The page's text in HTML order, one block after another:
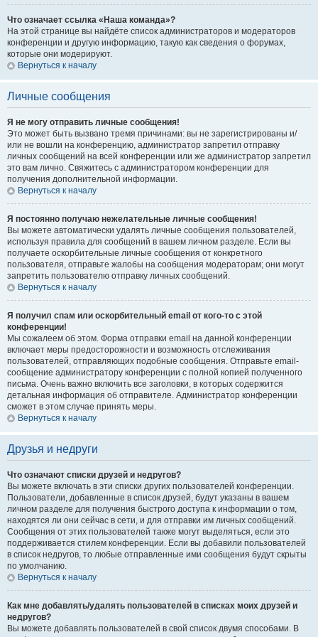
Что означает ссылка «Наша команда»?
На этой странице вы найдёте список администраторов и модераторов
конференции и другую информацию, такую как сведения о форумах,
которые они модерируют.
Вернуться к началу
Личные сообщения
Я не могу отправить личные сообщения!
Это может быть вызвано тремя причинами: вы не зарегистрированы и/
или не вошли на конференцию, администратор запретил отправку
личных сообщений на всей конференции или же администратор запретил
это вам лично. Свяжитесь с администратором конференции для
получения дополнительной информации.
Вернуться к началу
Я постоянно получаю нежелательные личные сообщения!
Вы можете автоматически удалять личные сообщения пользователей,
используя правила для сообщений в вашем личном разделе. Если вы
получаете оскорбительные личные сообщения от конкретного
пользователя, отправьте жалобы на сообщения модераторам; они могут
запретить пользователю отправку личных сообщений.
Вернуться к началу
Я получил спам или оскорбительный email от кого-то с этой
конференции!
Мы сожалеем об этом. Форма отправки email на данной конференции
включает меры предосторожности и возможность отслеживания
пользователей, отправляющих подобные сообщения. Отправьте email-
сообщение администратору конференции с полной копией полученного
письма. Очень важно включить все заголовки, в которых содержится
детальная информация об отправителе. Администратор конференции
сможет в этом случае принять меры.
Вернуться к началу
Друзья и недруги
Что означают списки друзей и недругов?
Вы можете включать в эти списки других пользователей конференции.
Пользователи, добавленные в список друзей, будут указаны в вашем
личном разделе для получения быстрого доступа к информации о том,
находятся ли они сейчас в сети, и для отправки им личных сообщений.
Сообщения от этих пользователей также могут выделяться, если это
поддерживается стилем конференции. Если вы добавили пользователей
в список недругов, то любые отправленные ими сообщения будут скрыты
по умолчанию.
Вернуться к началу
Как мне добавлять/удалять пользователей в списках моих друзей и
недругов?
Вы можете добавлять пользователей в свой список двумя способами. В